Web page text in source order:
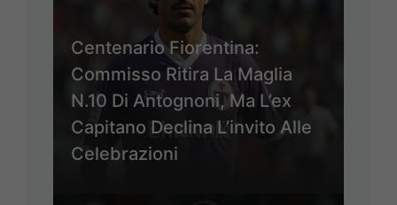
Centenario Fiorentina:
Commisso Ritira La Maglia
N.10 Di Antognoni, Ma L’ex
Capitano Declina L’invito Alle
Celebrazioni